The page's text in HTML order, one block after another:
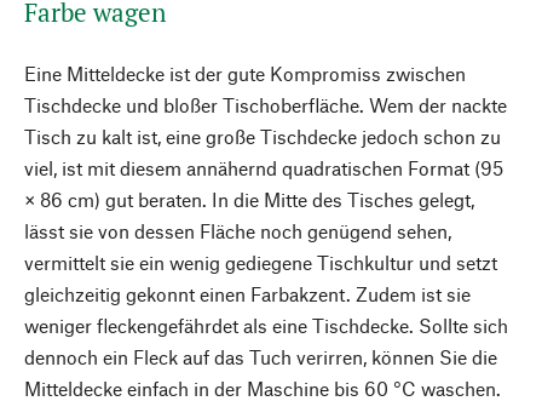
Farbe wagen
Eine Mitteldecke ist der gute Kompromiss zwischen
Tischdecke und bloßer Tischoberfläche. Wem der nackte
Tisch zu kalt ist, eine große Tischdecke jedoch schon zu
viel, ist mit diesem annähernd quadratischen Format (95
× 86 cm) gut beraten. In die Mitte des Tisches gelegt,
lässt sie von dessen Fläche noch genügend sehen,
vermittelt sie ein wenig gediegene Tischkultur und setzt
gleichzeitig gekonnt einen Farbakzent. Zudem ist sie
weniger fleckengefährdet als eine Tischdecke. Sollte sich
dennoch ein Fleck auf das Tuch verirren, können Sie die
Mitteldecke einfach in der Maschine bis 60 °C waschen.